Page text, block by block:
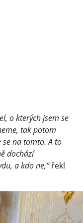
o kterých jsem se
tak potom
na tomto. A to
dochází
a kdo ne,“řekl